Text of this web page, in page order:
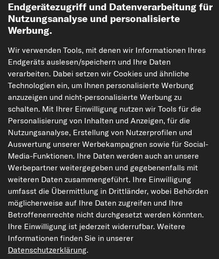
Vorkasse
Unsere Versandpartner
kfzteile24.de carpardoo.nl
carpardoo.fr
carpardoo.dk
Die hier dargestellten Daten, insbesondere die gesamte Datenbank, dürfen
nicht vervielfältigt werden. Die Vervielfältigung und Verbreitung der Daten und
der Datenbank ohne vorherige Einwilligung von TecAlliance und/oder die
Einbeziehung Dritter in solche Aktivitäten ist streng verboten. Jegliche
unautorisierte Nutzung von Inhalten stellt eine Verletzung des Urheberrechts
dar und kann rechtliche Schritte nach sich ziehen.
Endgerätezugriff und Datenverarbeitung für
Nutzungsanalyse und personalisierte
Werbung.
Wir verwenden Tools, mit denen wir Informationen Ihres
Endgeräts auslesen/speichern und Ihre Daten
verarbeiten. Dabei setzen wir Cookies und ähnliche
Technologien ein, um Ihnen personalisierte Werbung
anzuzeigen und nicht-personalisierte Werbung zu
schalten. Mit Ihrer Einwilligung nutzen wir Tools für die
Personalisierung von Inhalten und Anzeigen, für die
Nutzungsanalyse, Erstellung von Nutzerprofilen und
Auswertung unserer Werbekampagnen sowie für Social-
Media-Funktionen. Ihre Daten werden auch an unsere
Werbepartner weitergegeben und gegebenenfalls mit
weiteren Daten zusammengeführt. Ihre Einwilligung
umfasst die Übermittlung in Drittländer, wobei Behörden
möglicherweise auf Ihre Daten zugreifen und Ihre
Betroffenenrechte nicht durchgesetzt werden könnten.
Ihre Einwilligung ist jederzeit widerrufbar. Weitere
Informationen finden Sie in unserer
Datenschutzerklärung.